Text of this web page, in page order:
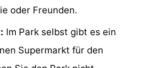
oder Freunden.
Im Park selbst gibt es ein
Supermarkt für den